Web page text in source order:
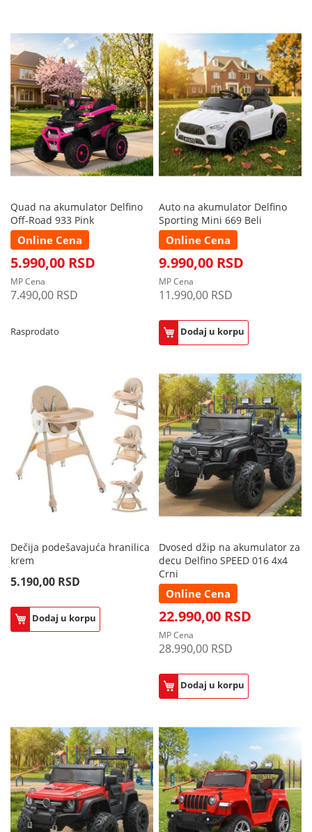
Quad na akumulator Delfino
Off-Road 933 Pink
Online Cena
5.990,00 RSD
MP Cena
7.490,00 RSD
Rasprodato
Auto na akumulator Delfino
Sporting Mini 669 Beli
Online Cena
9.990,00 RSD
MP Cena
11.990,00 RSD
Dodaj u korpu
Dečija podešavajuća hranilica
krem
5.190,00 RSD
Dodaj u korpu
Dvosed džip na akumulator za
decu Delfino SPEED 016 4x4
Crni
Online Cena
22.990,00 RSD
MP Cena
28.990,00 RSD
Dodaj u korpu